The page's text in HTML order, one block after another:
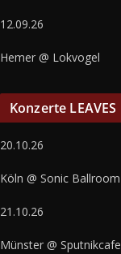
12.09.26
Hemer @ Lokvogel
Konzerte LEAVES
20.10.26
Köln @ Sonic Ballroom
21.10.26
Münster @ Sputnikcafe